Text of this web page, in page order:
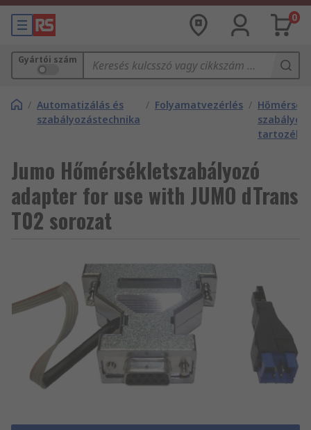
0
Gyártói szám
/ Automatizálás és
szabályozástechnika
/ Folyamatvezérlés /
tartozékai
Jumo Hőmérsékletszabályozó
adapter for use with JUMO dTrans
T02 sorozat